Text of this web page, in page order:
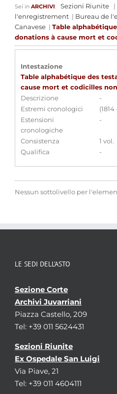
Sei in ARCHIVI: Sezioni Riunite |
l'enregistrement | Bureau de
Canavese | Table
donations à cause mort et
Intestazione
Table alphabétique des
cause mort et codicilles
Descrizione
-
Estremi cronologici
(1814
Estensioni
cronologiche
-
Consistenza
1 vol.
Qualifica
-
Nessun sottolivello per
LE SEDI DELL’ASTO
Sezione Corte
Archivi Juvarriani
Piazza Castello, 209
Tel: +39 011 5624431
Sezioni Riunite
Ex Ospedale San Luigi
Via Piave, 21
Tel: +39 011 4604111